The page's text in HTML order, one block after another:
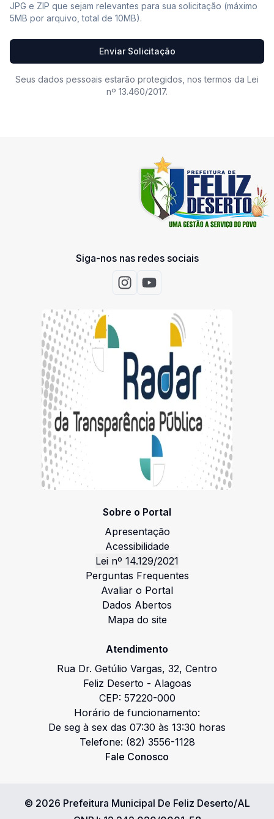
JPG e ZIP que sejam relevantes para sua solicitação (máximo
5MB por arquivo, total de 10MB).
Enviar Solicitação
Seus dados pessoais estarão protegidos, nos termos da Lei
nº 13.460/2017.
Siga-nos nas redes sociais
Acessar Instagram
Acessar Youtube
Sobre o Portal
Apresentação
Acessibilidade
Lei nº 14.129/2021
Perguntas Frequentes
Avaliar o Portal
Dados Abertos
Mapa do site
Atendimento
Rua Dr. Getúlio Vargas, 32, Centro
Feliz Deserto - Alagoas
CEP: 57220-000
Horário de funcionamento:
De seg à sex das 07:30 às 13:30 horas
Telefone: (82) 3556-1128
Fale Conosco
© 2026 Prefeitura Municipal De Feliz Deserto/AL